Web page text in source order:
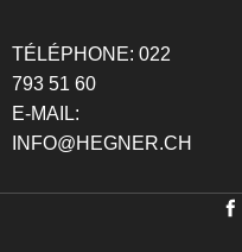
TÉLÉPHONE: 022
793 51 60
E-MAIL:
INFO@HEGNER.CH